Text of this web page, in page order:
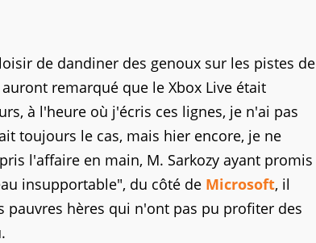
de dandiner des genoux sur les pistes de
remarqué que le Xbox Live était
à l'heure où j'écris ces lignes, je n'ai pas
toujours le cas, mais hier encore, je ne
l'affaire en main, M. Sarkozy ayant promis
insupportable", du côté de Microsoft, il
hères qui n'ont pas pu profiter des